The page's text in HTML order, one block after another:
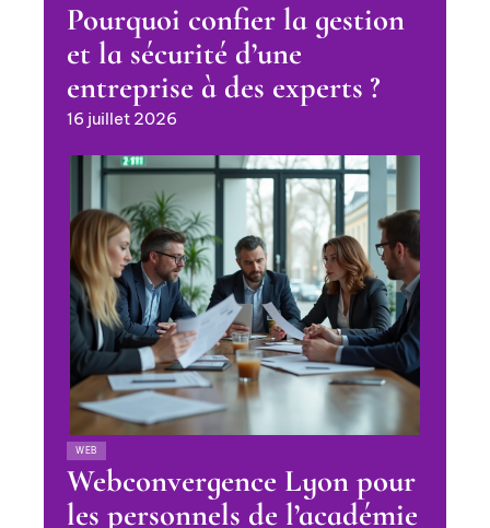
Pourquoi confier la gestion
et la sécurité d’une
entreprise à des experts ?
16 juillet 2026
WEB
Webconvergence Lyon pour
les personnels de l’académie